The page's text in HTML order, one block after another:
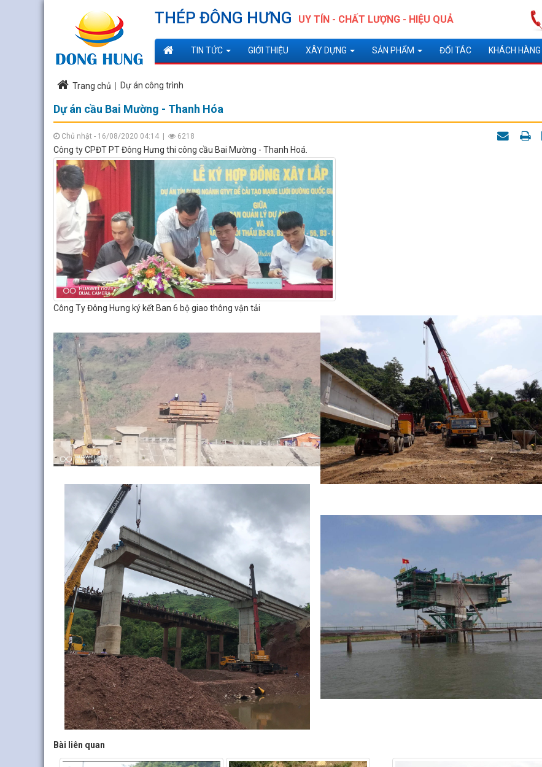
THÉP ĐÔNG HƯNG UY TÍN - CHẤT LƯỢNG - HIỆU QUẢ
TIN TỨC GIỚI THIỆU XÂY DỰNG SẢN PHẨM ĐỐI TÁC KHÁCH HÀNG
Trang chủ Dự án công trình
Dự án cầu Bai Mường - Thanh Hóa
Chủ nhật - 16/08/2020 04:14 6218
Công ty CPĐT PT Đông Hưng thi công cầu Bai Mường - Thanh Hoá.
Công Ty Đông Hưng ký kết Ban 6 bộ giao thông vận tải
Bài liên quan